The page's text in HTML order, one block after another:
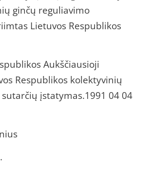
ginčų reguliavimo
Lietuvos Respublikos
Aukščiausioji
Respublikos kolektyvinių
įstatymas.1991 04 04